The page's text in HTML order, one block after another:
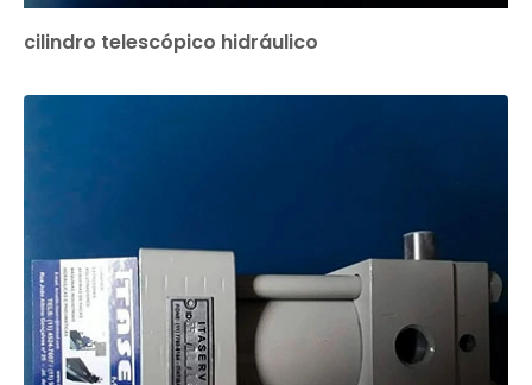
cilindro telescópico hidráulico